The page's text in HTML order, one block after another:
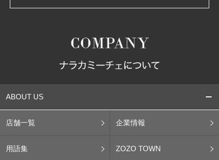
ABOUT US
店舗一覧 企業情報
用語集 ZOZO TOWN